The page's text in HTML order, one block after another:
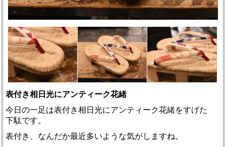
表付き相日光にアンティーク花緒
今日の一足は表付き相日光にアンティーク花緒をすげた
下駄です。
表付き、なんだか最近多いような気がしますね。